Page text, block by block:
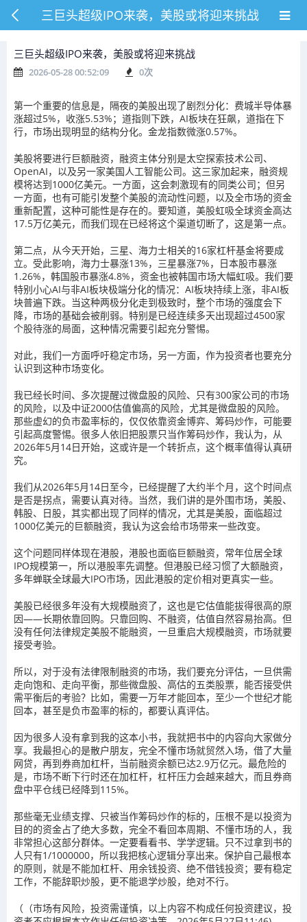
三巨头超级IPO来袭，美股或将迎来挑战
三巨头超级IPO来袭，美股或将迎来挑战
2026-05-28 00:52:09 0次
第一个重要的信息是，隔夜的美股出现了剧烈分化：费城半导体暴
涨超过5%，收涨5.53%；道指则下跌，AI板块在狂飙，道指在下
行，市场出现明显的结构分化。金龙指数微涨0.57%。
美股将要进行巨额融资，融资主体分别是太空探索技术公司、
OpenAI，以及另一家美国人工智能公司。这三家加起来，融资规
模将达到1000亿美元。一方面，这会刺激现有的同类公司；但另
一方面，也有可能引发整个美股的流动性问题，以及全市场的资金
重新配置，这种可能性是存在的。要知道，美股虹吸全球资金高达
17.5万亿美元，而我们现在已经将这个渠道切断了，这是第一点。
第二点，从今天开始，三星、海力士相关的16家杠杆基金将要成
立。受此影响，海力士暴涨13%，三星暴涨7%，日本股市暴涨
1.26%，韩国股市暴涨4.8%，资金也被韩国市场大幅虹吸。我们要
特别小心AI与非AI板块极端分化的情况：AI板块持续上涨，非AI板
块普遍下跌。当这种两极分化走到极致时，整个市场的强度会下
降，市场的基础会被削弱。特别是已经连续多天出现超过4500家
个股待涨的局面，这种情况需要引起充分警惕。
对此，我们一方面呼吁稳定市场，另一方面，作为投资者也要充分
认识到这种市场变化。
我已经长时间、多次提醒过微盘股的风险、只有300家公司的市场
的风险，以及中证2000估值偏高的风险，尤其是微盘股的风险。
那些虚幻的负市盈率标的，仅仅依靠资金博弈、筹码炒作，可能要
引起高度警惕。很多人依旧把股票只当作筹码炒作，我认为，从
2026年5月14日开始，这或许是一个转折点，这个概率值得认真研
究。
我们从2026年5月14日至今，已经提醒了大约半个月，这个时间点
是否是拐点，需要认真对待。当然，我们讲的是外围市场，美股、
韩股、日股，其实都出现了同样的情况，尤其是美股，面临超过
1000亿美元的巨额融资，我认为这会给市场带来一些改变。
这个问题同样体现在港股，港股也面临巨额融资，常年位居全球
IPO规模第一，所以港股率先调整。但港股已经习惯了大额融资，
多年蝉联全球最大IPO市场，因此港股的定价相对更真实一些。
美股已经很多年没有大规模融资了，这也是它估值能拔得很高的原
因——长期依靠回购。只靠回购、不融资，估值自然容易抬高。但
没有任何法律规定美股不能融资，一旦重启大规模融资，市场就要
接受考验。
所以，对于没有法律限制融资的市场，我们要充分评估，一旦供需
走向饱和、走向平衡，那些微盘股、高估的五类股票，能否接受供
需平衡后的考验？比如，需要一万年才能回本，至少一个世纪才能
回本，甚至是负市盈率的标的，都要认真评估。
因为很多人没有拿到我的这本小书，我就把书中的内容向大家做分
享。我最担心的是散户朋友，完全不懂市场就贸然入场，借了大量
网贷，再到券商加杠杆，当前融资余额已达2.9万亿元。最危险的
是，市场不断下行时还在加杠杆，杠杆压力会越来越大，而且券商
盘中平仓线已经降到115%。
那些毫无业绩支撑、只被当作筹码炒作的标的，压根不是以投资为
目的的资金占了绝大多数，完全不看回本周期、不懂市场的人，我
非常担心这部分群体。一定要看看书、学学逻辑。只不过拿到书的
人只有1/1000000，所以我把核心逻辑分享出来。保护自己最根本
的原则，就是不能加杠杆、用余钱投资、绝不借钱投资；要有稳定
工作，不能辞职炒股，更不能退学炒股，绝对不行。
（（市场有风险，投资需谨慎，以上内容不构成任何投资建议，投